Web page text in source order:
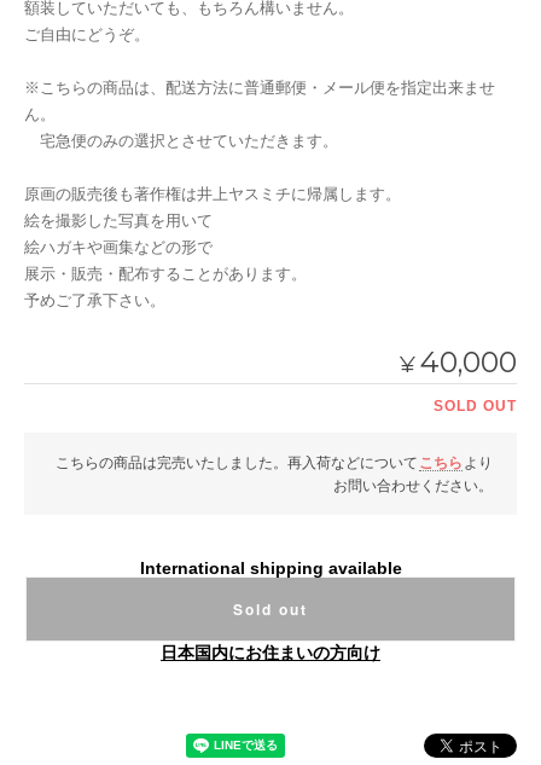
額装していただいても、もちろん構いません。
ご自由にどうぞ。
※こちらの商品は、配送方法に普通郵便・メール便を指定出来ませ
ん。
宅急便のみの選択とさせていただきます。
原画の販売後も著作権は井上ヤスミチに帰属します。
絵を撮影した写真を用いて
絵ハガキや画集などの形で
展示・販売・配布することがあります。
予めご了承下さい。
¥40,000
SOLD OUT
こちらの商品は完売いたしました。再入荷などについて こちら より
お問い合わせください。
International shipping available
Sold out
日本国内にお住まいの方向け